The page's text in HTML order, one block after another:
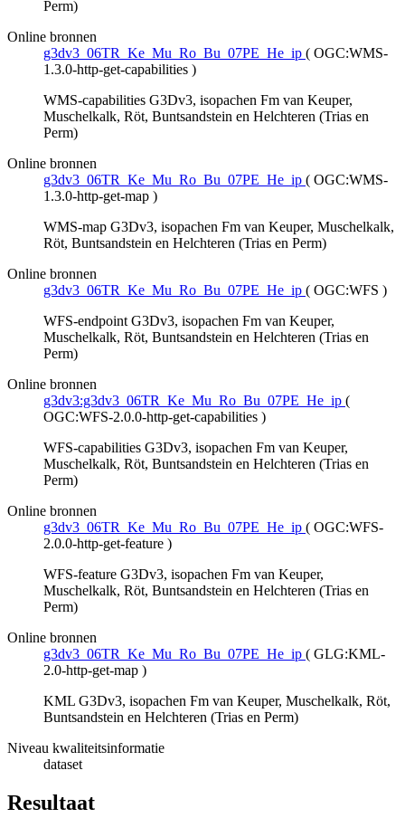
Perm)
Online bronnen
g3dv3_06TR_Ke_Mu_Ro_Bu_07PE_He_ip ( OGC:WMS-
1.3.0-http-get-capabilities )
WMS-capabilities G3Dv3, isopachen Fm van Keuper,
Muschelkalk, Röt, Buntsandstein en Helchteren (Trias en
Perm)
Online bronnen
g3dv3_06TR_Ke_Mu_Ro_Bu_07PE_He_ip ( OGC:WMS-
1.3.0-http-get-map )
WMS-map G3Dv3, isopachen Fm van Keuper, Muschelkalk,
Röt, Buntsandstein en Helchteren (Trias en Perm)
Online bronnen
g3dv3_06TR_Ke_Mu_Ro_Bu_07PE_He_ip ( OGC:WFS )
WFS-endpoint G3Dv3, isopachen Fm van Keuper,
Muschelkalk, Röt, Buntsandstein en Helchteren (Trias en
Perm)
Online bronnen
g3dv3:g3dv3_06TR_Ke_Mu_Ro_Bu_07PE_He_ip (
OGC:WFS-2.0.0-http-get-capabilities )
WFS-capabilities G3Dv3, isopachen Fm van Keuper,
Muschelkalk, Röt, Buntsandstein en Helchteren (Trias en
Perm)
Online bronnen
g3dv3_06TR_Ke_Mu_Ro_Bu_07PE_He_ip ( OGC:WFS-
2.0.0-http-get-feature )
WFS-feature G3Dv3, isopachen Fm van Keuper,
Muschelkalk, Röt, Buntsandstein en Helchteren (Trias en
Perm)
Online bronnen
g3dv3_06TR_Ke_Mu_Ro_Bu_07PE_He_ip ( GLG:KML-
2.0-http-get-map )
KML G3Dv3, isopachen Fm van Keuper, Muschelkalk, Röt,
Buntsandstein en Helchteren (Trias en Perm)
Niveau kwaliteitsinformatie
dataset
Resultaat